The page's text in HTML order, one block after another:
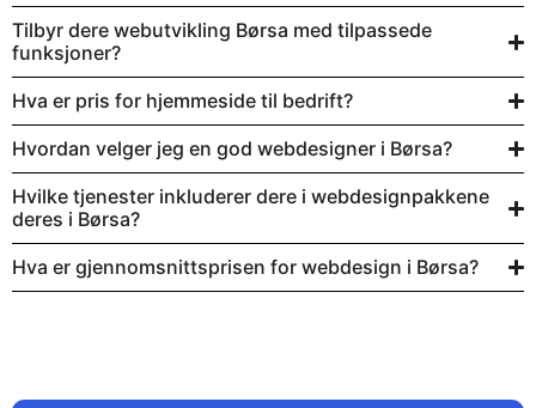
Tilbyr dere webutvikling Børsa med tilpassede
funksjoner?
Hva er pris for hjemmeside til bedrift?
Hvordan velger jeg en god webdesigner i Børsa?
Hvilke tjenester inkluderer dere i webdesignpakkene
deres i Børsa?
Hva er gjennomsnittsprisen for webdesign i Børsa?